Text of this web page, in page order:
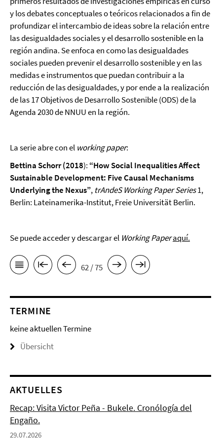
y los debates conceptuales o teóricos relacionados a fin de
profundizar el intercambio de ideas sobre la relación entre
las desigualdades sociales y el desarrollo sostenible en la
región andina. Se enfoca en como las desigualdades
sociales pueden prevenir el desarrollo sostenible y en las
medidas e instrumentos que puedan contribuir a la
reducción de las desigualdades, y por ende a la realización
de las 17 Objetivos de Desarrollo Sostenible (ODS) de la
Agenda 2030 de NNUU en la región.
La serie abre con el working paper:
Bettina Schorr (2018): “How Social Inequalities Affect
Sustainable Development: Five Causal Mechanisms
Underlying the Nexus”, trAndeS Working Paper Series1,
Berlin: Lateinamerika-Institut, Freie Universität Berlin.
Se puede acceder y descargar el Working Paperaquí.
62 / 75
TERMINE
keine aktuellen Termine
Übersicht
AKTUELLES
Recap: Visita Victor Peña - Bukele. Cronólogía del
Engaño.
29.07.2026